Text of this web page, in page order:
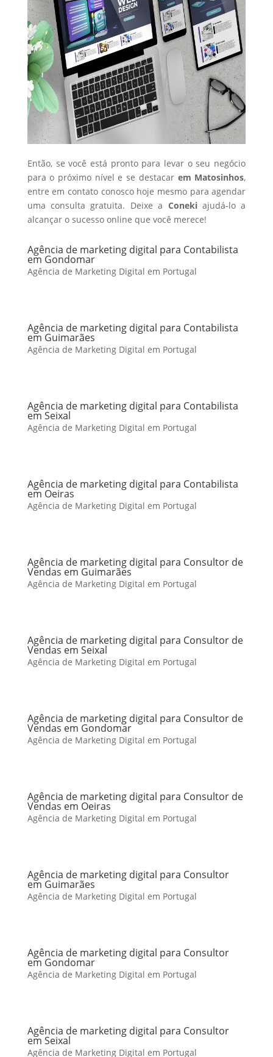
Então, se você está pronto para levar o seu negócio
para o próximo nível e se destacar em Matosinhos,
entre em contato conosco hoje mesmo para agendar
uma consulta gratuita. Deixe a Conekiajudá-lo a
alcançar o sucesso online que você merece!
Agência de marketing digital para Contabilista
em Gondomar
Agência de Marketing Digital em Portugal
Agência de marketing digital para Contabilista
em Guimarães
Agência de Marketing Digital em Portugal
Agência de marketing digital para Contabilista
em Seixal
Agência de Marketing Digital em Portugal
Agência de marketing digital para Contabilista
em Oeiras
Agência de Marketing Digital em Portugal
Agência de marketing digital para Consultor de
Vendas em Guimarães
Agência de Marketing Digital em Portugal
Agência de marketing digital para Consultor de
Vendas em Seixal
Agência de Marketing Digital em Portugal
Agência de marketing digital para Consultor de
Vendas em Gondomar
Agência de Marketing Digital em Portugal
Agência de marketing digital para Consultor de
Vendas em Oeiras
Agência de Marketing Digital em Portugal
Agência de marketing digital para Consultor
em Guimarães
Agência de Marketing Digital em Portugal
Agência de marketing digital para Consultor
em Gondomar
Agência de Marketing Digital em Portugal
Agência de marketing digital para Consultor
em Seixal
Agência de Marketing Digital em Portugal